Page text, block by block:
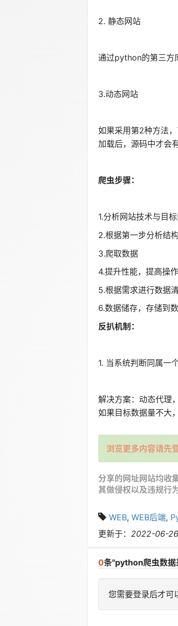
2. 静态网站
通过python的第三方
3.动态网站
如果采用第2种方法
加载后，源码中才会
爬虫步骤：
1.分析网站技术与目
2.根据第一步分析结
3.爬取数据
4.提升性能，提高操
5.根据需求进行数据
6.数据储存，存储到
反扒机制：
1. 当系统判断同属一
解决方案：动态代理
如果目标数据量不大
浏览更多内容请先登
分享的网址网站均收
其做侵权以及违规行为
WEB, WEB后端,
更新于： 2022-06-
0条"python爬虫数据
您需要登录后才可